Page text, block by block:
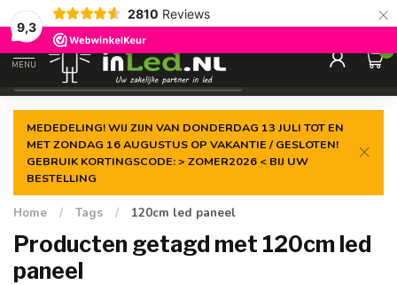
9,3
2810 Reviews ×
Gegarandeerde delaagste prijs
MENU
0
MEDEDELING! WIJ ZIJN VAN DONDERDAG 13 JULI TOT EN
MET ZONDAG 16 AUGUSTUS OP VAKANTIE / GESLOTEN!
GEBRUIK KORTINGSCODE: > ZOMER2026 < BIJ UW
BESTELLING
Home / Tags / 120cm led paneel
Producten getagd met 120cm led
paneel